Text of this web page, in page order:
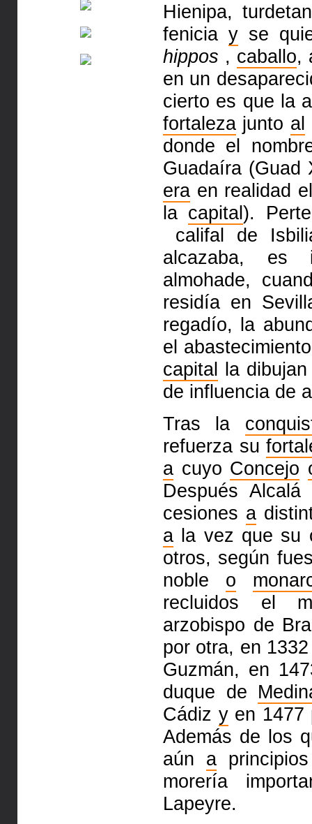
Hienipa,
feniciay se
hippos , caballo,
en un
cierto es que la
fortaleza junto al
donde el
Guadaíra (Guad
era en realidad
la capital).
califal de
alcazaba, es
almohade,
residía en
regadío, la
el
capital la
de influencia de
Tras la
refuerza su
a cuyo Concejo
Después
cesiones a
a la vez que su
otros, según
noble o
recluidos el
arzobispo de
por otra, en
Guzmán, en
duque de
Cádiz yen 1477
Además de los
aún a
morería
Lapeyre.